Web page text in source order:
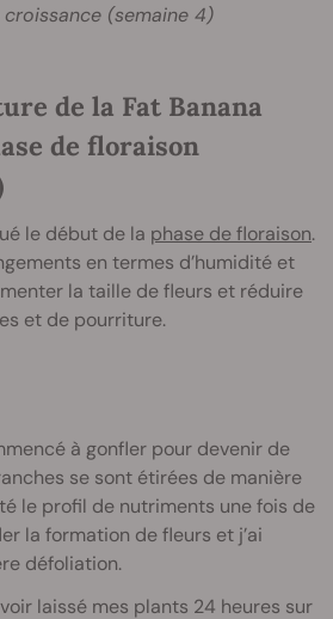
croissance (semaine 4)
de la Fat Banana
de floraison
le début de la phase de floraison.
en termes d’humidité et
la taille de fleurs et réduire
et de pourriture.
à gonfler pour devenir de
se sont étirées de manière
le profil de nutriments une fois de
la formation de fleurs et j’ai
défoliation.
laissé mes plants 24 heures sur